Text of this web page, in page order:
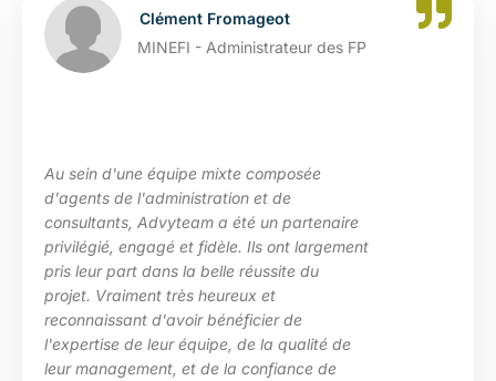
des FP
composée
et de
un partenaire
Ils ont largement
réussite du
de
la qualité de
confiance de
Catherine
La maîtrise des sujets,
des situations diverses.
particulièrement
d’Advyteam lors de la
HRa au sein de la DGFiP.